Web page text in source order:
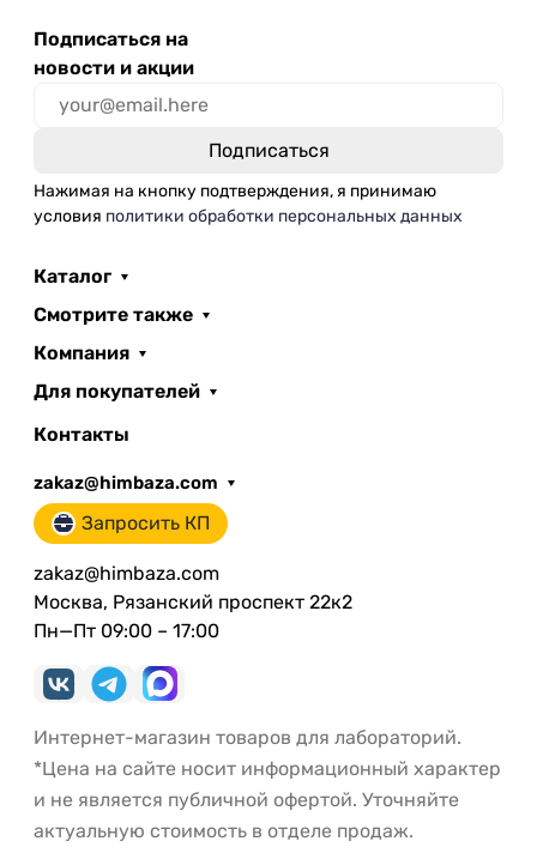
Подписаться на
новости и акции
Нажимая на кнопку подтверждения, я принимаю
условия политики обработки персональных данных
Каталог
Смотрите также
Компания
Для покупателей
Контакты
zakaz@himbaza.com
Запросить КП
zakaz@himbaza.com
Москва, Рязанский проспект 22к2
Пн—Пт 09:00 – 17:00
Интернет-магазин товаров для лабораторий.
*Цена на сайте носит информационный характер
и не является публичной офертой. Уточняйте
актуальную стоимость в отделе продаж.